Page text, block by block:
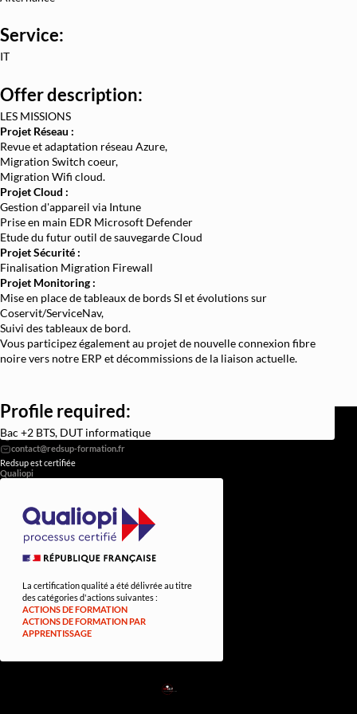
Service:
IT
Offer description:
LES MISSIONS
Projet Réseau :
Revue et adaptation réseau Azure,
Migration Switch coeur,
Migration Wifi cloud.
Projet Cloud :
Gestion d'appareil via Intune
Prise en main EDR Microsoft Defender
Etude du futur outil de sauvegarde Cloud
Projet Sécurité :
Finalisation Migration Firewall
Projet Monitoring :
Mise en place de tableaux de bords SI et évolutions sur
Coservit/ServiceNav,
Suivi des tableaux de bord.
Vous participez également au projet de nouvelle connexion fibre
noire vers notre ERP et décommissions de la liaison actuelle.
Profile required:
Bac +2 BTS, DUT informatique
REDSUP © 2026
98 Bd Victor Hugo, 92110 Clichy
0756838251
Redsup est certifiée
Qualiopi
La certification qualité a été délivrée au titre
des catégories d'actions suivantes :
ACTIONS DE FORMATION
ACTIONS DE FORMATION PAR
APPRENTISSAGE
SUP
RED